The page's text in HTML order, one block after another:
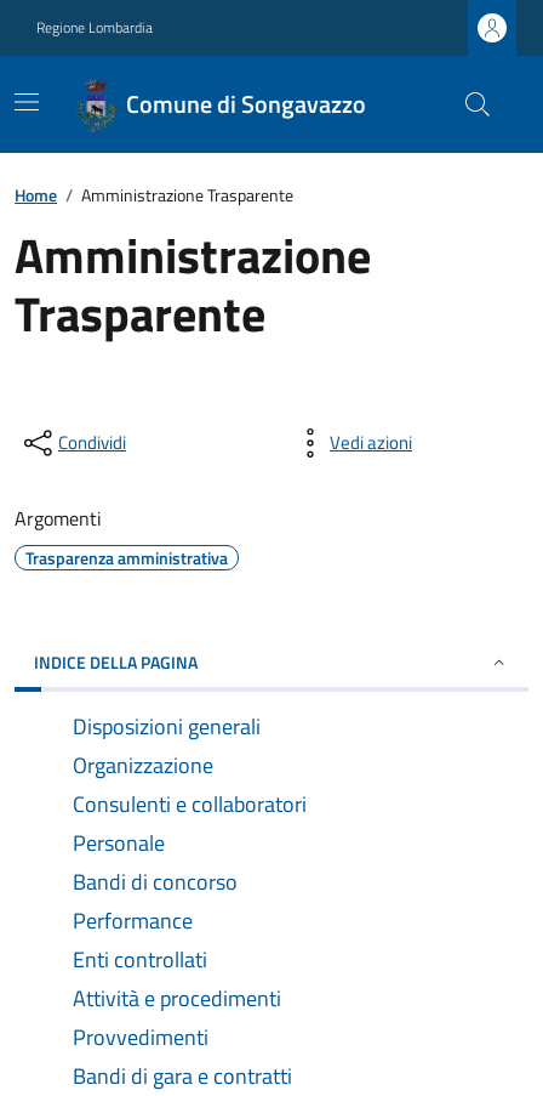
Regione Lombardia
Comune di Songavazzo
Home / Amministrazione Trasparente
Amministrazione
Trasparente
Condividi Vedi azioni
Argomenti
Trasparenza amministrativa
INDICE DELLA PAGINA
Disposizioni generali
Organizzazione
Consulenti e collaboratori
Personale
Bandi di concorso
Performance
Enti controllati
Attività e procedimenti
Provvedimenti
Bandi di gara e contratti